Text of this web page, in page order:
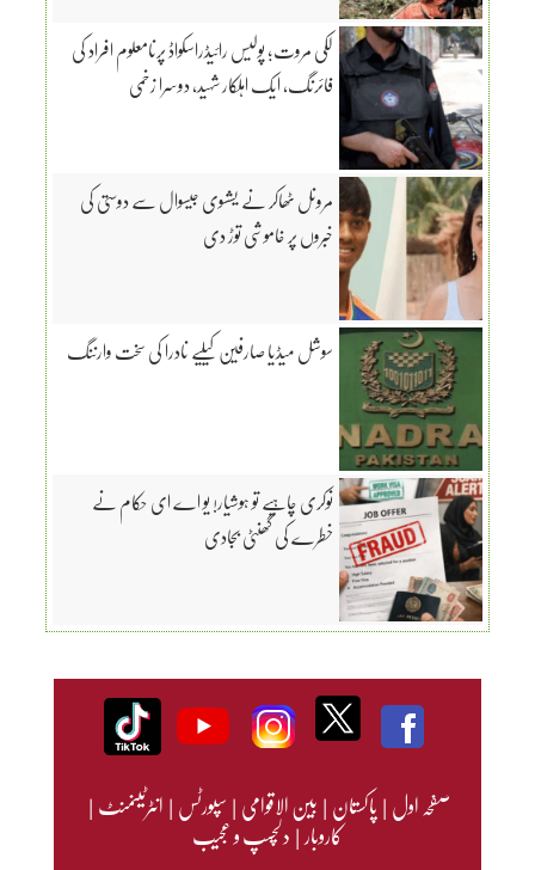
لکی مروت؛ پولیس رائیڈراسکواڈ پرنامعلوم افراد کی
فائرنگ، ایک اہلکار شہید، دوسرا زخمی
مرونل ٹھاکر نے یشسوی جیسوال سے دوستی کی
خبروں پر خاموشی توڑ دی
سوشل میڈیا صارفین کیلیے نادرا کی سخت وارننگ
نوکری چاہیے تو ہوشیار! یو اے ای حکام نے
خطرے کی گھنٹی بجادی
صفحہ اول|پاکستان|بین الاقوامی|سپورٹس|انٹرٹینمنٹ|
کاروبار|دلچسپ و عجیب